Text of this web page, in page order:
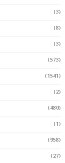
(3)
(8)
(3)
(573)
(1541)
(2)
(480)
(1)
(958)
(27)